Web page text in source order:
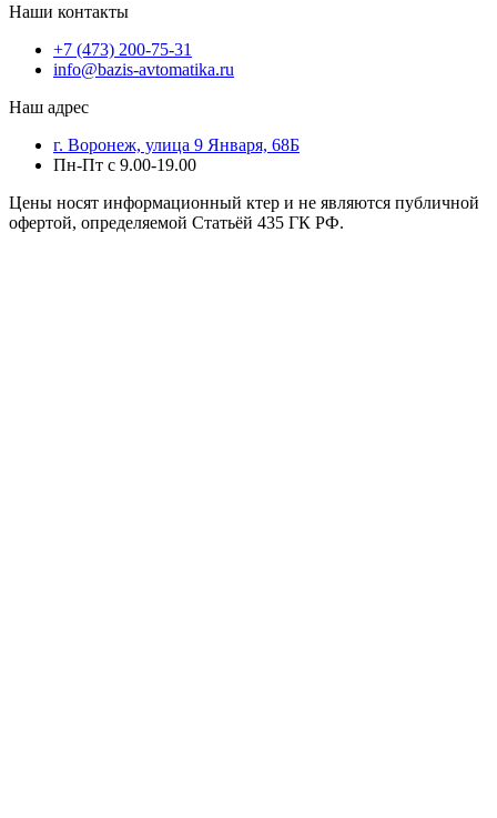
Наши контакты
+7 (473) 200-75-31
info@bazis-avtomatika.ru
Наш адрес
г. Воронеж, улица 9 Января, 68Б
Пн-Пт с 9.00-19.00
Цены носят информационный ктер и не являются публичной
офертой, определяемой Статьёй 435 ГК РФ.